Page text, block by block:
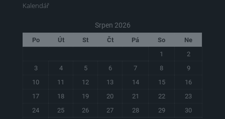
Kalendář
Srpen 2026
Po Út St Čt Pá So
Ne
1
2
3
4 5 6 7 8
9
10
11 12 13 14 15
16
17
18 19 20 21 22
23
24
25 26 27 28 29
30